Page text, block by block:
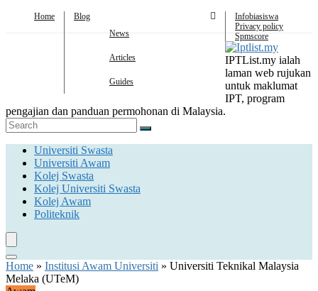
Home
Blog
News
Articles
Guides
Infobiasiswa
Privacy policy
Spmscore
IPTList.my ialah
laman web rujukan
untuk maklumat
IPT, program
pengajian dan panduan permohonan di Malaysia.
Universiti Swasta
Universiti Awam
Kolej Swasta
Kolej Universiti Swasta
Kolej Awam
Politeknik
Home » Institusi Awam Universiti » Universiti Teknikal Malaysia
Melaka (UTeM)